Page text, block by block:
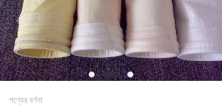
PRIVACY
POLICY
পণ্যের বর্ণনা